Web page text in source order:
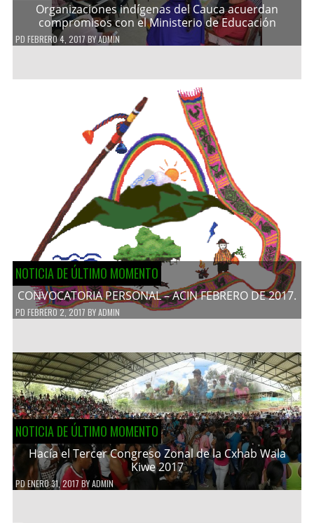
Organizaciones indígenas del Cauca acuerdan
compromisos con el Ministerio de Educación
PD FEBRERO 4, 2017 BYADMIN
NOTICIA DE ÚLTIMO MOMENTO
CONVOCATORIA PERSONAL – ACIN FEBRERO DE 2017.
PD FEBRERO 2, 2017 BYADMIN
NOTICIA DE ÚLTIMO MOMENTO
Hacía el Tercer Congreso Zonal de la Cxhab Wala
Kiwe 2017
PDENERO 31, 2017 BYADMIN